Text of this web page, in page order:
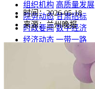
组织机构 高质量发展
院务动态 甘肃招标
时政要闻 数字经济
经济动态 一带一路
乡村振兴
发展规划
文库下载
时间：2026-05-18
来源：兰州晚报